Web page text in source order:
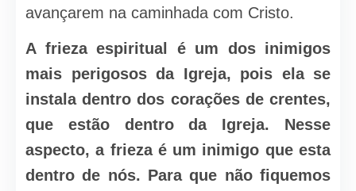
avançarem na caminhada com Cristo.
A frieza espiritual é um dos inimigos
mais perigosos da Igreja, pois ela se
instala dentro dos corações de crentes,
que estão dentro da Igreja. Nesse
aspecto, a frieza é um inimigo que esta
dentro de nós. Para que não fiquemos